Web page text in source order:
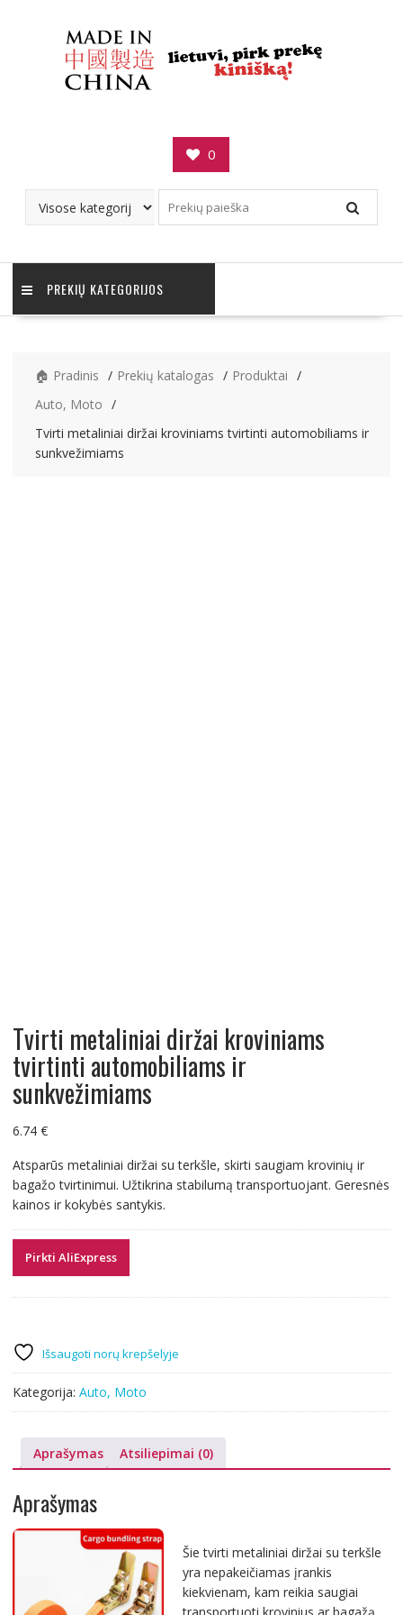
0
PREKIŲ KATEGORIJOS
🏠 Pradinis Prekių katalogas
Produktai
Auto, Moto
Tvirti metaliniai diržai kroviniams tvirtinti automobiliams ir
sunkvežimiams
Tvirti metaliniai diržai kroviniams
tvirtinti automobiliams ir
sunkvežimiams
6.74 €
Atsparūs metaliniai diržai su terkšle, skirti saugiam krovinių ir
bagažo tvirtinimui. Užtikrina stabilumą transportuojant. Geresnės
kainos ir kokybės santykis.
Pirkti AliExpress
Išsaugoti norų krepšelyje
Kategorija: Auto, Moto
Aprašymas Atsiliepimai (0)
Aprašymas
Šie tvirti metaliniai diržai su terkšle
yra nepakeičiamas įrankis
kiekvienam, kam reikia saugiai